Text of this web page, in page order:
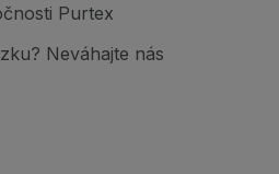
Purtex
Neváhajte nás